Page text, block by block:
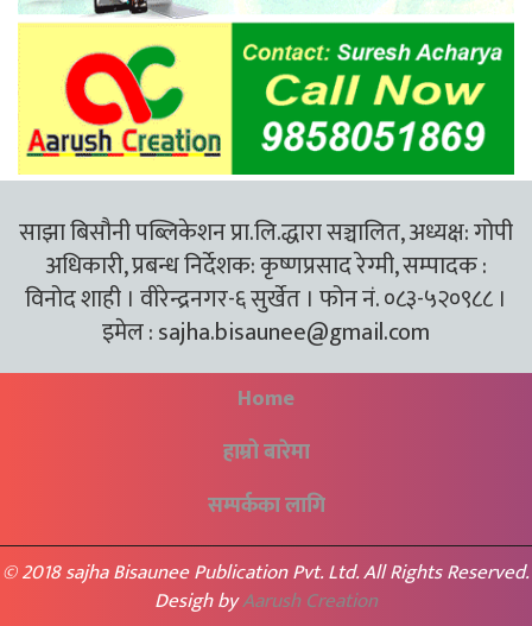
साझा बिसौनी पब्लिकेशन प्रा.लि.द्धारा सञ्चालित, अध्यक्ष: गोपी
अधिकारी, प्रबन्ध निर्देशक: कृष्णप्रसाद रेग्मी, सम्पादक :
विनोद शाही । वीरेन्द्रनगर-६ सुर्खेत । फोन नं. ०८३-५२०९८८ ।
इमेल :sajha.bisaunee@gmail.com
Home
हाम्रो बारेमा
सम्पर्कका लागि
© 2018 sajha Bisaunee Publication Pvt. Ltd. All Rights Reserved.
Desigh byAarush Creation